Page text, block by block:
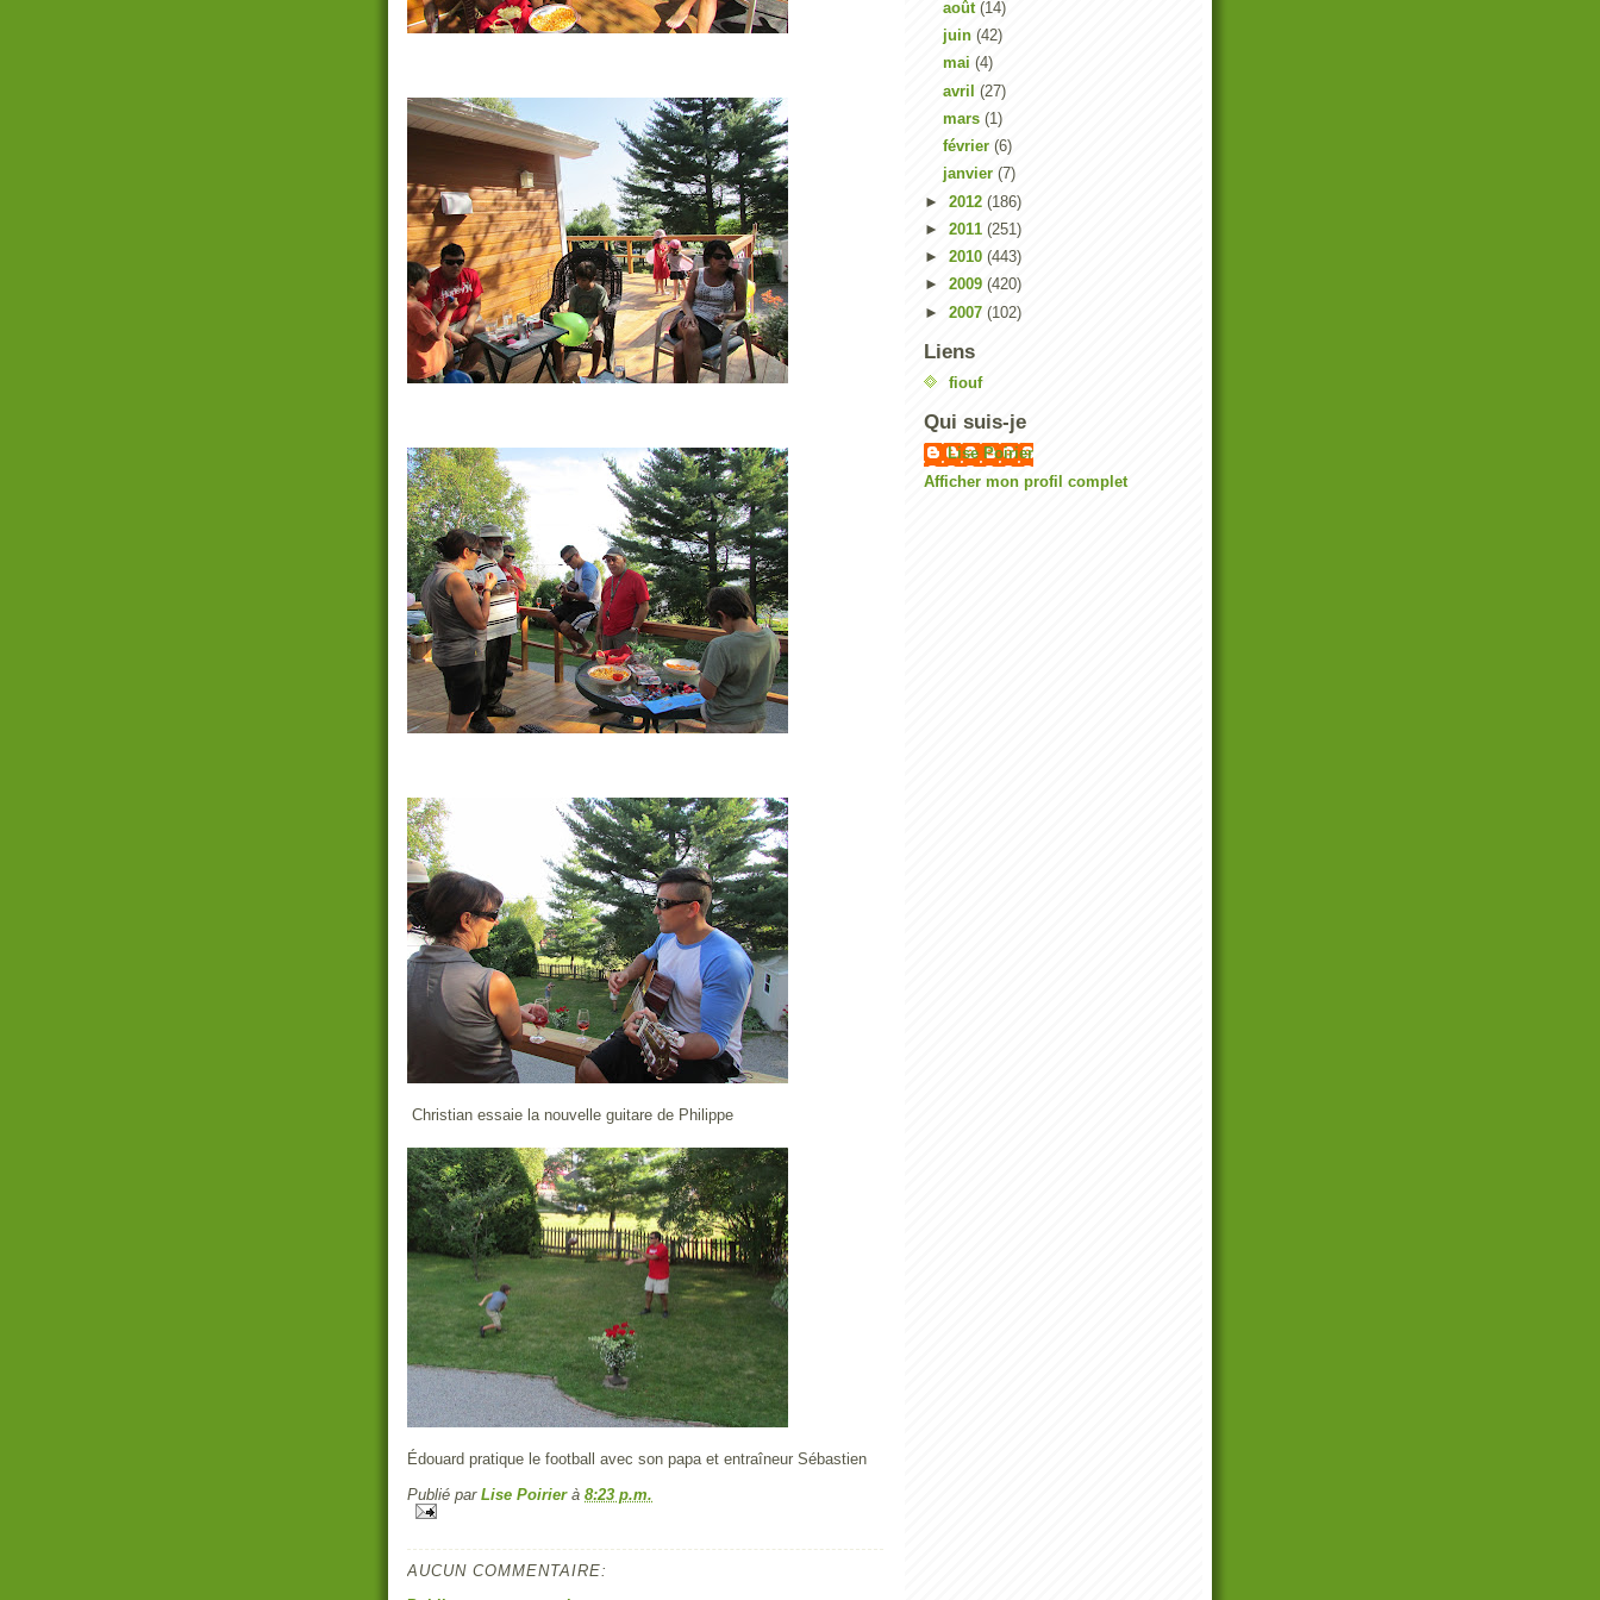
Christian essaie la nouvelle guitare de Philippe
Édouard pratique le football avec son papa et entraîneur Sébastien
Publié par Lise Poirier à 8:23 p.m.
AUCUN COMMENTAIRE:
août (14)
juin (42)
mai (4)
avril (27)
mars (1)
février (6)
janvier (7)
► 2012 (186)
► 2011 (251)
► 2010 (443)
► 2009 (420)
► 2007 (102)
Liens
fiouf
Qui suis-je
Lise Poirier
Afficher mon profil complet